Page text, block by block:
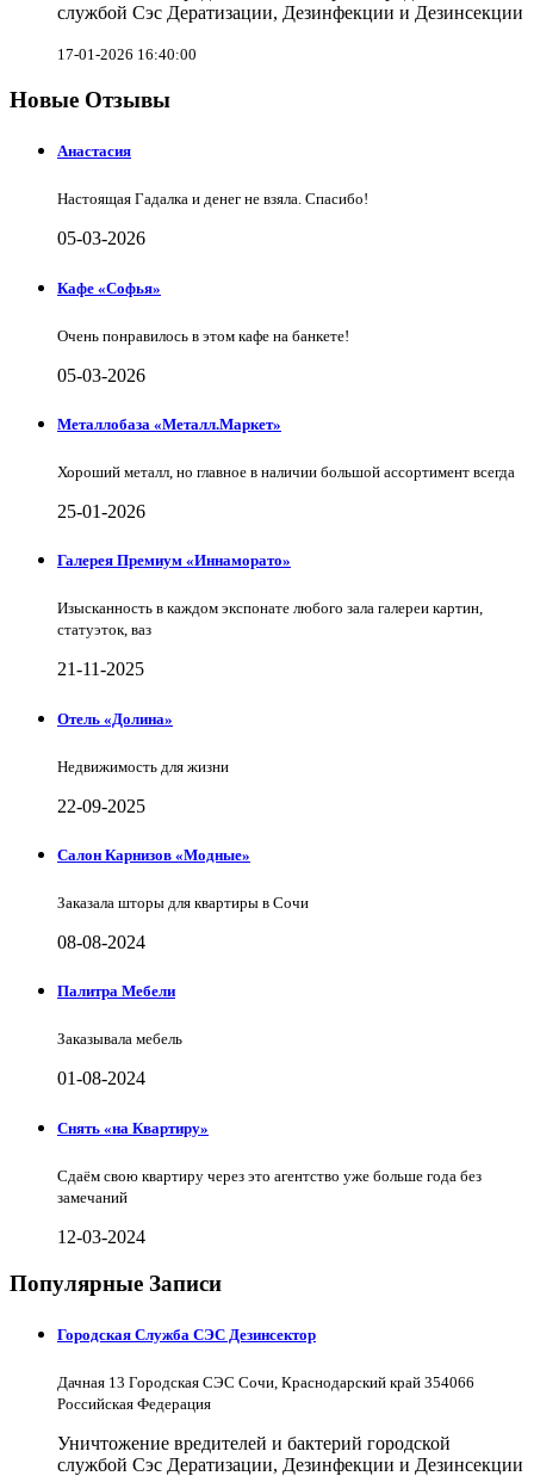
службой Сэс Дератизации, Дезинфекции и Дезинсекции
17-01-2026 16:40:00
Новые Отзывы
Анастасия
Настоящая Гадалка и денег не взяла. Спасибо!
05-03-2026
Кафе «Софья»
Очень понравилось в этом кафе на банкете!
05-03-2026
Металлобаза «Металл.Маркет»
Хороший металл, но главное в наличии большой ассортимент всегда
25-01-2026
Галерея Премиум «Иннаморато»
Изысканность в каждом экспонате любого зала галереи картин,
статуэток, ваз
21-11-2025
Отель «Долина»
Недвижимость для жизни
22-09-2025
Салон Карнизов «Модные»
Заказала шторы для квартиры в Сочи
08-08-2024
Палитра Мебели
Заказывала мебель
01-08-2024
Снять «на Квартиру»
Сдаём свою квартиру через это агентство уже больше года без
замечаний
12-03-2024
Популярные Записи
Городская Служба СЭС Дезинсектор
Дачная 13 Городская СЭС Сочи, Краснодарский край 354066
Российская Федерация
Уничтожение вредителей и бактерий городской
службой Сэс Дератизации, Дезинфекции и Дезинсекции